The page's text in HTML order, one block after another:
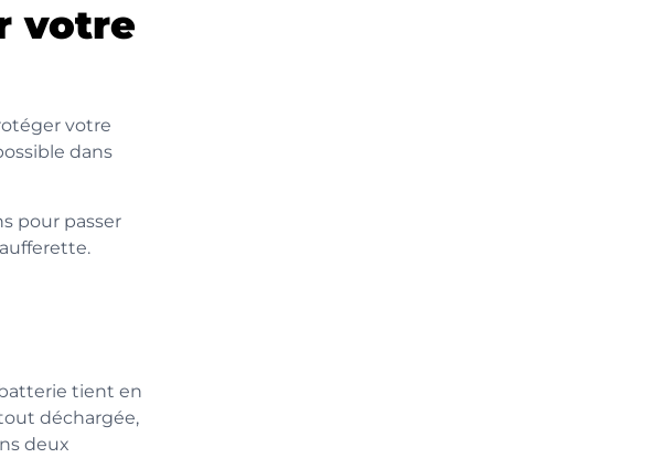
votre
votre
dans
pour passer
tient en
déchargée,
deux